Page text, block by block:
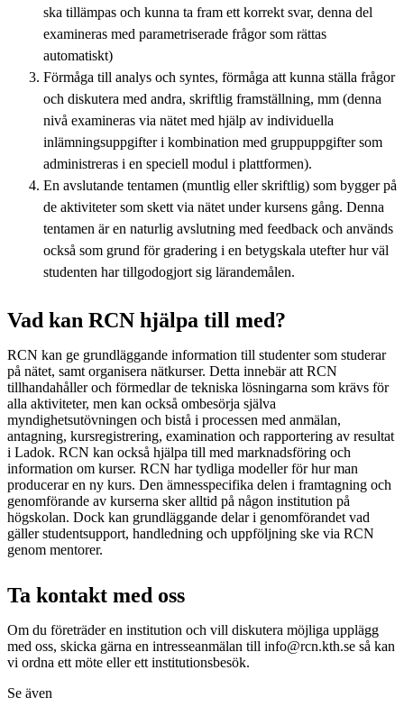
ska tillämpas och kunna ta fram ett korrekt svar, denna del
examineras med parametriserade frågor som rättas
automatiskt)
Förmåga till analys och syntes, förmåga att kunna ställa frågor
och diskutera med andra, skriftlig framställning, mm (denna
nivå examineras via nätet med hjälp av individuella
inlämningsuppgifter i kombination med gruppuppgifter som
administreras i en speciell modul i plattformen).
En avslutande tentamen (muntlig eller skriftlig) som bygger på
de aktiviteter som skett via nätet under kursens gång. Denna
tentamen är en naturlig avslutning med feedback och används
också som grund för gradering i en betygskala utefter hur väl
studenten har tillgodogjort sig lärandemålen.
Vad kan RCN hjälpa till med?
RCN kan ge grundläggande information till studenter som studerar
på nätet, samt organisera nätkurser. Detta innebär att RCN
tillhandahåller och förmedlar de tekniska lösningarna som krävs för
alla aktiviteter, men kan också ombesörja själva
myndighetsutövningen och bistå i processen med anmälan,
antagning, kursregistrering, examination och rapportering av resultat
i Ladok. RCN kan också hjälpa till med marknadsföring och
information om kurser. RCN har tydliga modeller för hur man
producerar en ny kurs. Den ämnesspecifika delen i framtagning och
genomförande av kurserna sker alltid på någon institution på
högskolan. Dock kan grundläggande delar i genomförandet vad
gäller studentsupport, handledning och uppföljning ske via RCN
genom mentorer.
Ta kontakt med oss
Om du företräder en institution och vill diskutera möjliga upplägg
med oss, skicka gärna en intresseanmälan till info@rcn.kth.se så kan
vi ordna ett möte eller ett institutionsbesök.
Se även